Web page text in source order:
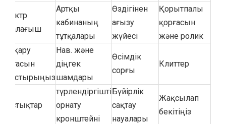
Қорытпалы
қорғасын
және ролик
Өздігінен
ағызу
жүйесі
Артқы
кабинаның
тұтқалары
Электр
тазалағыш
Клиттер
Өсімдік
сорғы
Нав. және
діңгек
шамдары
Басқару
тақтасын
ауыстырыңыз
Жақсылап
бекітіңіз
Бүйірлік
сақтау
науалары
түрлендіргішті
орнату
кронштейні
Жастықтар